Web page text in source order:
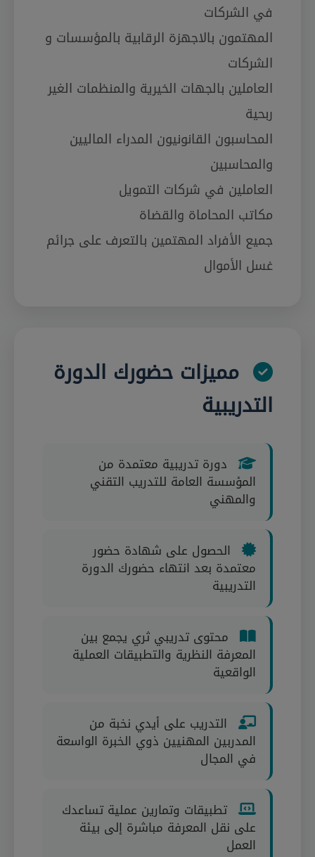
في الشركات
المهتمون بالاجهزة الرقابية بالمؤسسات و
الشركات
العاملين بالجهات الخيرية والمنظمات الغير
ربحية
المحاسبون القانونيون المدراء الماليين
والمحاسبين
العاملين في شركات التمويل
مكاتب المحاماة والقضاة
جميع الأفراد المهتمين بالتعرف على جرائم
غسل الأموال
مميزات حضورك الدورة
التدريبية
دورة تدريبية معتمدة من
المؤسسة العامة للتدريب التقني
والمهني
الحصول على شهادة حضور
معتمدة بعد انتهاء حضورك الدورة
التدريبية
محتوى تدريبي ثري يجمع بين
المعرفة النظرية والتطبيقات العملية
الواقعية
التدريب على أيدي نخبة من
المدربين المهنيين ذوي الخبرة الواسعة
في المجال
تطبيقات وتمارين عملية تساعدك
على نقل المعرفة مباشرة إلى بيئة
العمل